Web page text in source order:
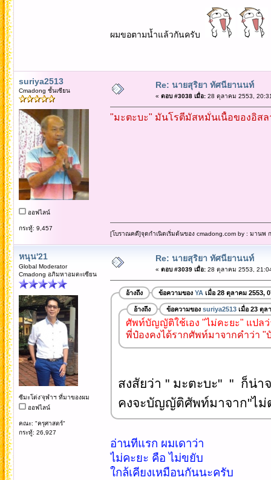
ผมขอตามน้ำแล้วกันครับ
suriya2513
Cmadong ชั้นเซียน
ออฟไลน์
กระทู้: 9,457
Re: นายสุริยา ทัศนียานนท์
« ตอบ #3038 เมื่อ:28 ตุลาคม 2553,
"มะตะบะ" มันโรตีมัสหมั่นเนื้อของอิส
[โบราณคดี]จุดกำเนิดเริ่มต้นของ cmadong.com by : มานพ
หนุน'21
Global Moderator
Cmadong อภิมหาอมตะเซียน
ซีมะโด่ง'จุฬาฯ ที่มาของผม
ออฟไลน์
คณะ: "ครุศาสตร์"
กระทู้: 26,927
Re: นายสุริยา ทัศนียานนท์
« ตอบ #3039 เมื่อ:28 ตุลาคม 2553,
อ้างถึง ข้อความของ YAเมื่อ 28 ตุลาคม 2553,
อ้างถึง ข้อความของ suriya2513เมื่อ 23 ตุล
ศัพท์บัญญัติใช้เอง "ไม่คะยะ" แปลว่
พี่ป๋องคงได้รากศัพท์มาจากคำว่า "
สงสัยว่า " มะตะบะ" " ก็น่า
คงจะบัญญัติศัพท์มาจาก"ไม่
อ่านทีแรก ผมเดาว่า
ไม่คะยะ คือ ไม่ขยับ
ใกล้เคียงเหมือนกันนะครับ